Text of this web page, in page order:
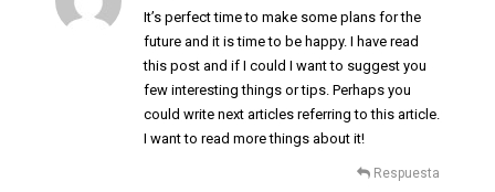
It’s perfect time to make some plans for the
future and it is time to be happy. I have read
this post and if I could I want to suggest you
few interesting things or tips. Perhaps you
could write next articles referring to this article.
I want to read more things about it!
Respuesta